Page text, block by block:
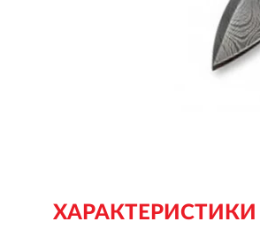
ХАРАКТЕРИСТИКИ